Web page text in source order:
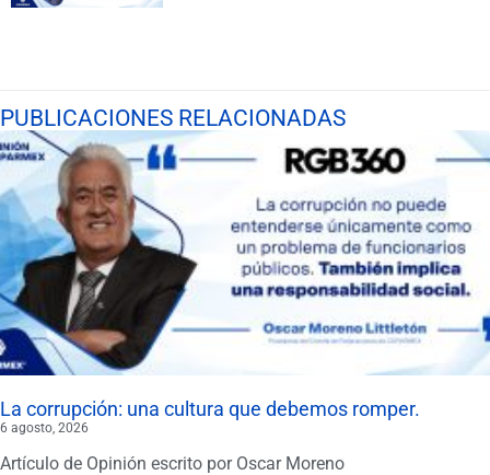
PUBLICACIONES RELACIONADAS
La corrupción: una cultura que debemos romper.
6 agosto, 2026
Artículo de Opinión escrito por Oscar Moreno